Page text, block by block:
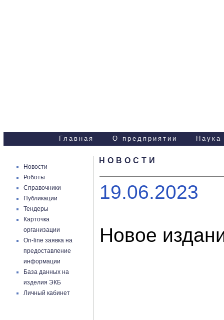
Главная О предприятии Наука
Новости
Роботы
Справочники
Публикации
Тендеры
Карточка
организации
On-line заявка на
предоставление
информации
База данных на
изделия ЭКБ
Личный кабинет
НОВОСТИ
19.06.2023
Новое